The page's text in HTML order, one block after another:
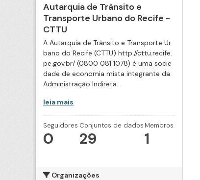
Autarquia de Trânsito e
Transporte Urbano do Recife -
CTTU
A Autarquia de Trânsito e Transporte Ur
bano do Recife (CTTU) http://cttu.recife.
pe.gov.br/ (0800 081 1078) é uma socie
dade de economia mista integrante da
Administração Indireta...
leia mais
Seguidores
0
Conjuntos de dados
29
Membros
1
Organizações